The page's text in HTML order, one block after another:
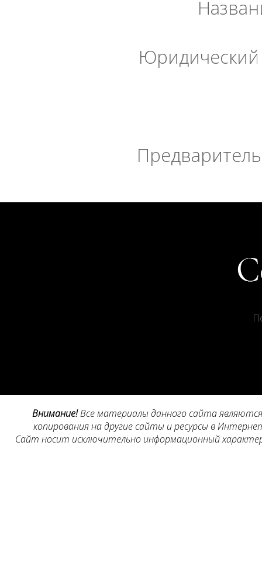
Внимание!Все материалы данного сайта
копирования на другие сайты и ресурсы в
Сайт носит исключительно информационный